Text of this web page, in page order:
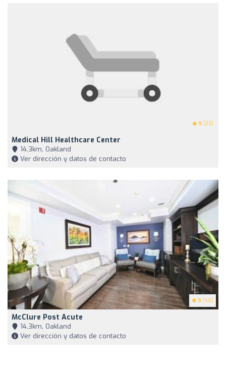
5 (23)
Medical Hill Healthcare Center
14,3km, Oakland
Ver dirección y datos de contacto
5 (46)
McClure Post Acute
14,3km, Oakland
Ver dirección y datos de contacto